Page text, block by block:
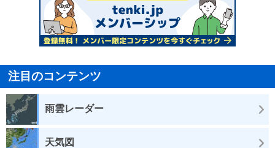
注目のコンテンツ
雨雲レーダー
天気図